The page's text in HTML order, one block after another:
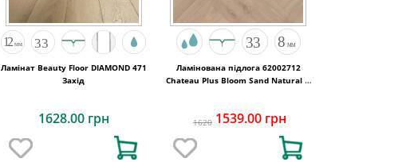
Ламінат Beauty Floor DIAMOND 471
Захід
1628.00 грн
Ламінована підлога 62002712
Chateau Plus Bloom Sand Natural A
1620 1539.00 грн